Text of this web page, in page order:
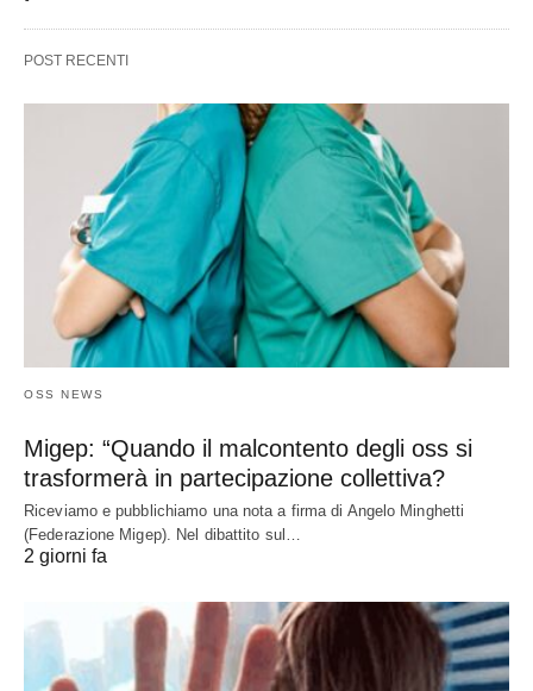
POST RECENTI
OSS NEWS
Migep: “Quando il malcontento degli oss si
trasformerà in partecipazione collettiva?
Riceviamo e pubblichiamo una nota a firma di Angelo Minghetti
(Federazione Migep). Nel dibattito sul…
2 giorni fa